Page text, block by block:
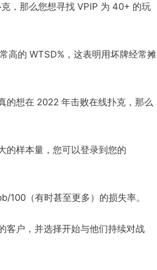
，那么您想寻找 VPIP 为 40+ 的玩
高的 WTSD%，这表明用坏牌经常摊
的想在 2022 年击败在线扑克，那么
的样本量，您可以登录到您的
100（有时甚至更多）的损失率。
客户，并选择开始与他们持续对战